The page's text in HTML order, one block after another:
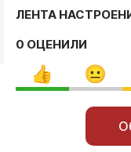
ЛЕНТА
0 ОЦЕНИЛИ